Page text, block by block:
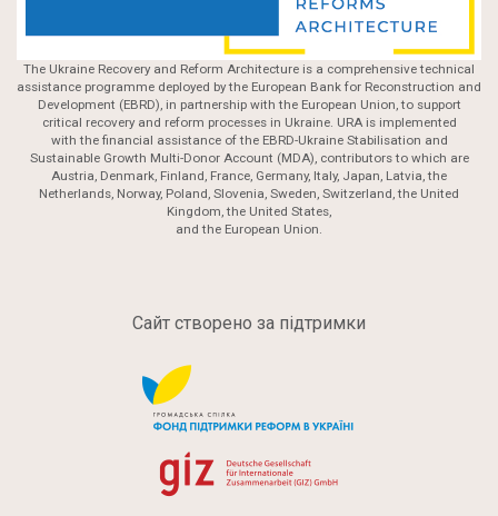
The Ukraine Recovery and Reform Architecture is a comprehensive technical
assistance programme deployed by the European Bank for Reconstruction and
Development (EBRD), in partnership with the European Union, to support
critical recovery and reform processes in Ukraine. URA is implemented
with the financial assistance of the EBRD-Ukraine Stabilisation and
Sustainable Growth Multi-Donor Account (MDA), contributors to which are
Austria, Denmark, Finland, France, Germany, Italy, Japan, Latvia, the
Netherlands, Norway, Poland, Slovenia, Sweden, Switzerland, the United
Kingdom, the United States,
and the European Union.
Сайт створено за підтримки